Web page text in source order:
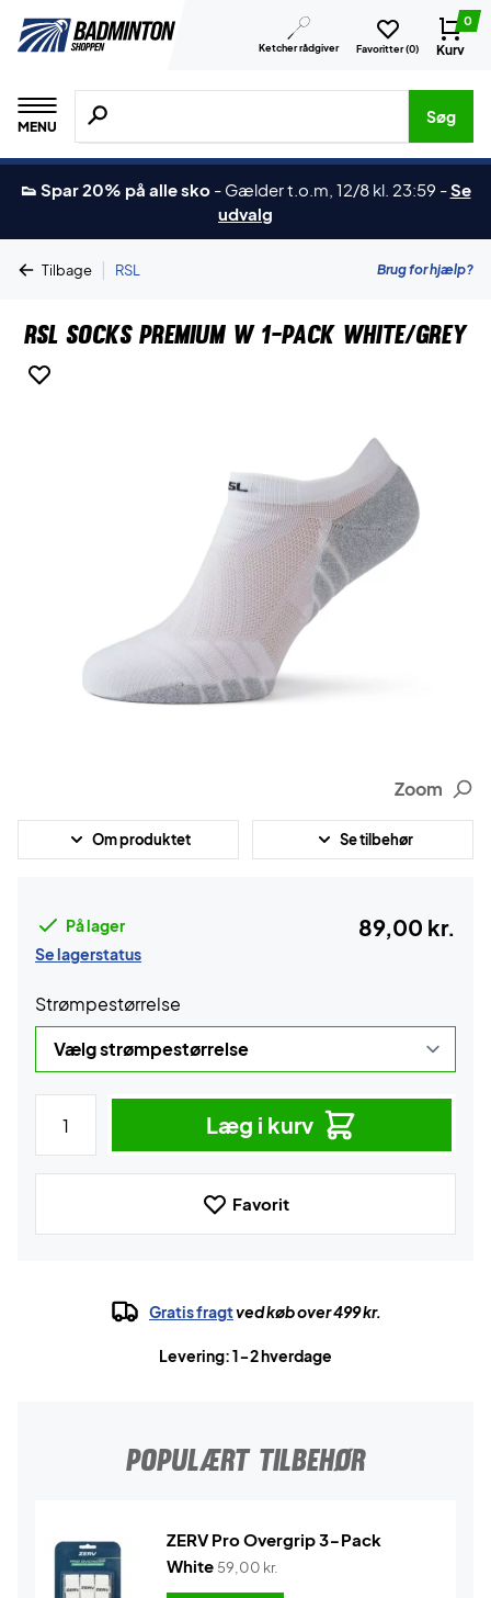
Ketcher rådgiver Favoritter (0)
0
Kurv
MENU
Søg efter produkter, mærker etc.
Søg
👟 Spar 20% på alle sko - Gælder t.o.m, 12/8 kl. 23:59 -Se
udvalg
Tilbage | RSL Brug for hjælp?
RSL Socks Premium W 1-pack White/Grey
Zoom
Om produktet Se tilbehør
På lager
Se lagerstatus
89,00 kr.
Strømpestørrelse
Læg i kurv
Favorit
Gratis fragtved køb over 499 kr.
Levering: 1-2 hverdage
POPULÆRT TILBEHØR
ZERV Pro Overgrip 3-Pack
White 59,00 kr.